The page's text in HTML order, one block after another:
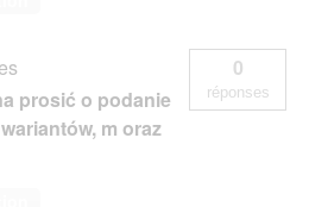
prosić o podanie
m oraz
0
réponses